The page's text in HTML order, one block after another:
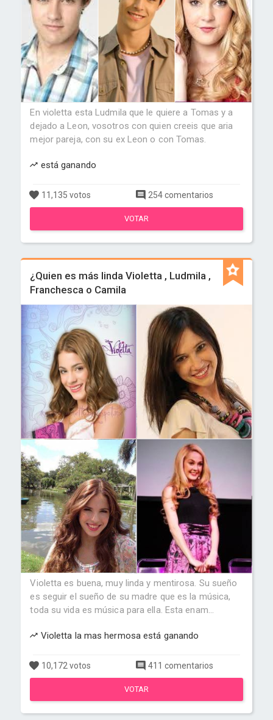
En violetta esta Ludmila que le quiere a Tomas y a
dejado a Leon, vosotros con quien creeis que aria
mejor pareja, con su ex Leon o con Tomas.
está ganando
11,135 votos 254 comentarios
VOTAR
¿Quien es más linda Violetta , Ludmila ,
Franchesca o Camila
Violetta es buena, muy linda y mentirosa. Su sueño
es seguir el sueño de su madre que es la música,
toda su vida es música para ella. Esta enam...
Violetta la mas hermosa está ganando
10,172 votos 411 comentarios
VOTAR